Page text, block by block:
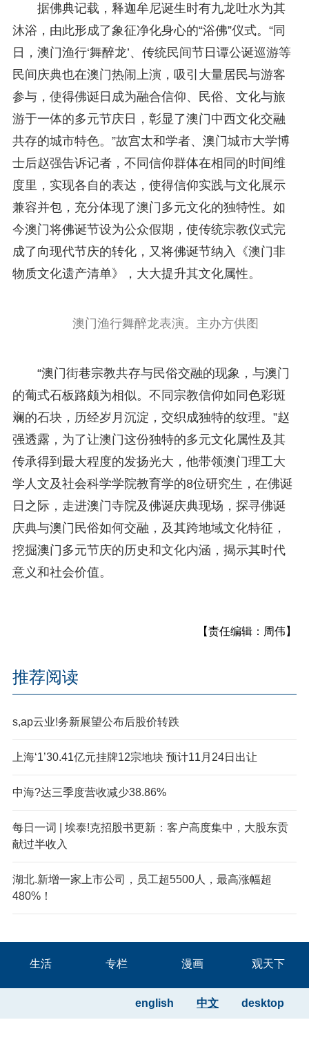
据佛典记载，释迦牟尼诞生时有九龙吐水为其
沐浴，由此形成了象征净化身心的“浴佛”仪式。“同
日，澳门渔行‘舞醉龙’、传统民间节日谭公诞巡游等
民间庆典也在澳门热闹上演，吸引大量居民与游客
参与，使得佛诞日成为融合信仰、民俗、文化与旅
游于一体的多元节庆日，彰显了澳门中西文化交融
共存的城市特色。”故宫太和学者、澳门城市大学博
士后赵强告诉记者，不同信仰群体在相同的时间维
度里，实现各自的表达，使得信仰实践与文化展示
兼容并包，充分体现了澳门多元文化的独特性。如
今澳门将佛诞节设为公众假期，使传统宗教仪式完
成了向现代节庆的转化，又将佛诞节纳入《澳门非
物质文化遗产清单》，大大提升其文化属性。
澳门渔行舞醉龙表演。主办方供图
“澳门街巷宗教共存与民俗交融的现象，与澳门
的葡式石板路颇为相似。不同宗教信仰如同色彩斑
斓的石块，历经岁月沉淀，交织成独特的纹理。”赵
强透露，为了让澳门这份独特的多元文化属性及其
传承得到最大程度的发扬光大，他带领澳门理工大
学人文及社会科学学院教育学的8位研究生，在佛诞
日之际，走进澳门寺院及佛诞庆典现场，探寻佛诞
庆典与澳门民俗如何交融，及其跨地域文化特征，
挖掘澳门多元节庆的历史和文化内涵，揭示其时代
意义和社会价值。
【责任编辑：周伟】
推荐阅读
s,ap云业!务新展望公布后股价转跌
上海‘1’30.41亿元挂牌12宗地块 预计11月24日出让
中海?达三季度营收减少38.86%
每日一词 | 埃泰!克招股书更新：客户高度集中，大股东贡
献过半收入
湖北.新增一家上市公司，员工超5500人，最高涨幅超
480%！
生活 专栏 漫画 观天下
desktop
中文
english